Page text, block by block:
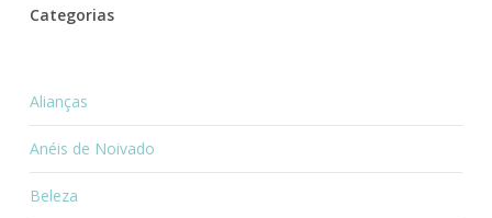
Categorias
Alianças
Anéis de Noivado
Beleza